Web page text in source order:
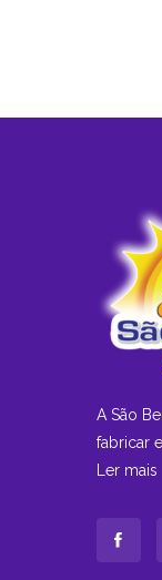
A São
fabricar
Ler mais